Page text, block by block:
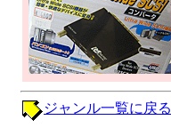
ジャンル一覧に戻る